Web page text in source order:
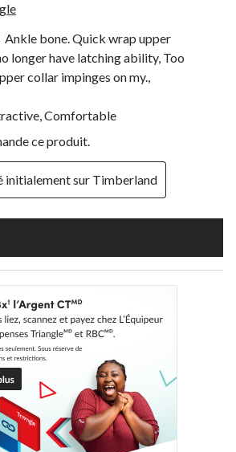
Ankle bone. Quick wrap upper
longer have latching ability, Too
collar impinges on my.,
Comfortable
ce produit.
initialement sur Timberland